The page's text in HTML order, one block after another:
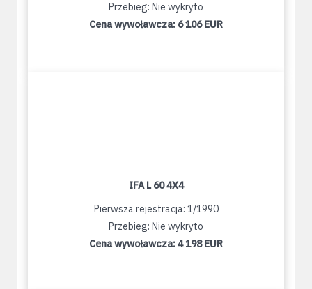
Przebieg: Nie wykryto
Cena wywoławcza: 6 106 EUR
IFA L 60 4X4
Pierwsza rejestracja: 1/1990
Przebieg: Nie wykryto
Cena wywoławcza:4 198 EUR